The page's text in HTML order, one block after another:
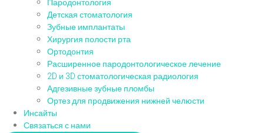
Пародонтология
Детская стоматология
Зубные имплантаты
Хирургия полости рта
Ортодонтия
Расширенное пародонтологическое лечение
2D и 3D стоматологическая радиология
Адгезивные зубные пломбы
Ортез для продвижения нижней челюсти
Инсайты
Связаться с нами